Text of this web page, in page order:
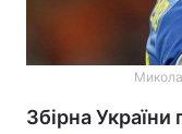
Збірна